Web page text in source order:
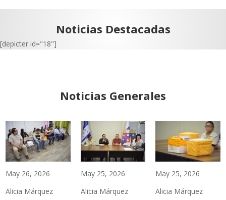
Noticias Destacadas
[depicter id="18"]
Noticias Generales
May 26, 2026
Alicia Márquez
May 25, 2026
Alicia Márquez
May 25, 2026
Alicia Márquez